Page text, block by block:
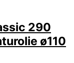
290
ø110